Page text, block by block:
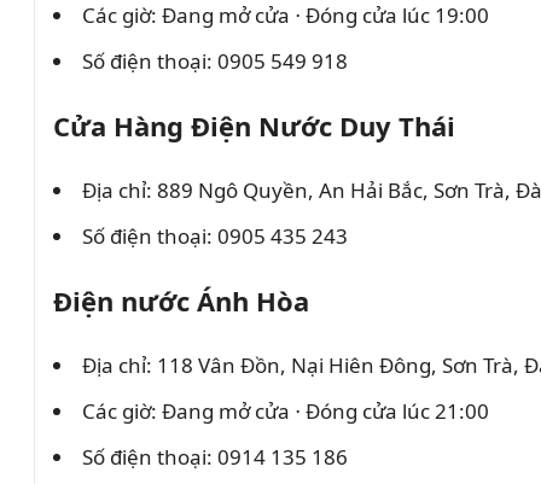
Các giờ: Đang mở cửa ⋅ Đóng cửa lúc 19:00
Số điện thoại: 0905 549 918
Cửa Hàng Điện Nước Duy Thái
Địa chỉ: 889 Ngô Quyền, An Hải Bắc, Sơn Trà,
Số điện thoại: 0905 435 243
Điện nước Ánh Hòa
Địa chỉ: 118 Vân Đồn, Nại Hiên Đông, Sơn Trà,
Các giờ: Đang mở cửa ⋅ Đóng cửa lúc 21:00
Số điện thoại: 0914 135 186